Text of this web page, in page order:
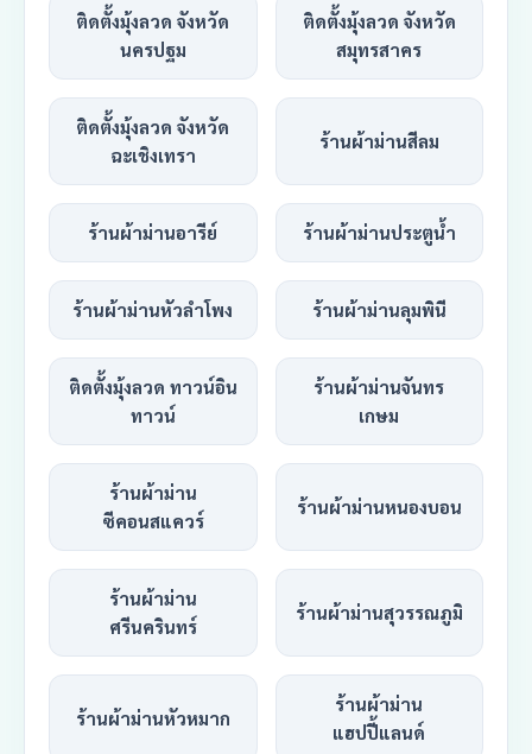
ติดตั้งมุ้งลวด จังหวัด
นครปฐม
ติดตั้งมุ้งลวด จังหวัด
สมุทรสาคร
ติดตั้งมุ้งลวด จังหวัด
ฉะเชิงเทรา
ร้านผ้าม่านสีลม
ร้านผ้าม่านอารีย์ ร้านผ้าม่านประตูน้ำ
ร้านผ้าม่านหัวลำโพง ร้านผ้าม่านลุมพินี
ติดตั้งมุ้งลวด ทาวน์อิน
ทาวน์
ร้านผ้าม่านจันทร
เกษม
ร้านผ้าม่าน
ซีคอนสแควร์
ร้านผ้าม่านหนองบอน
ร้านผ้าม่าน
ศรีนครินทร์
ร้านผ้าม่านสุวรรณภูมิ
ร้านผ้าม่านหัวหมาก
ร้านผ้าม่าน
แฮปปี้แลนด์